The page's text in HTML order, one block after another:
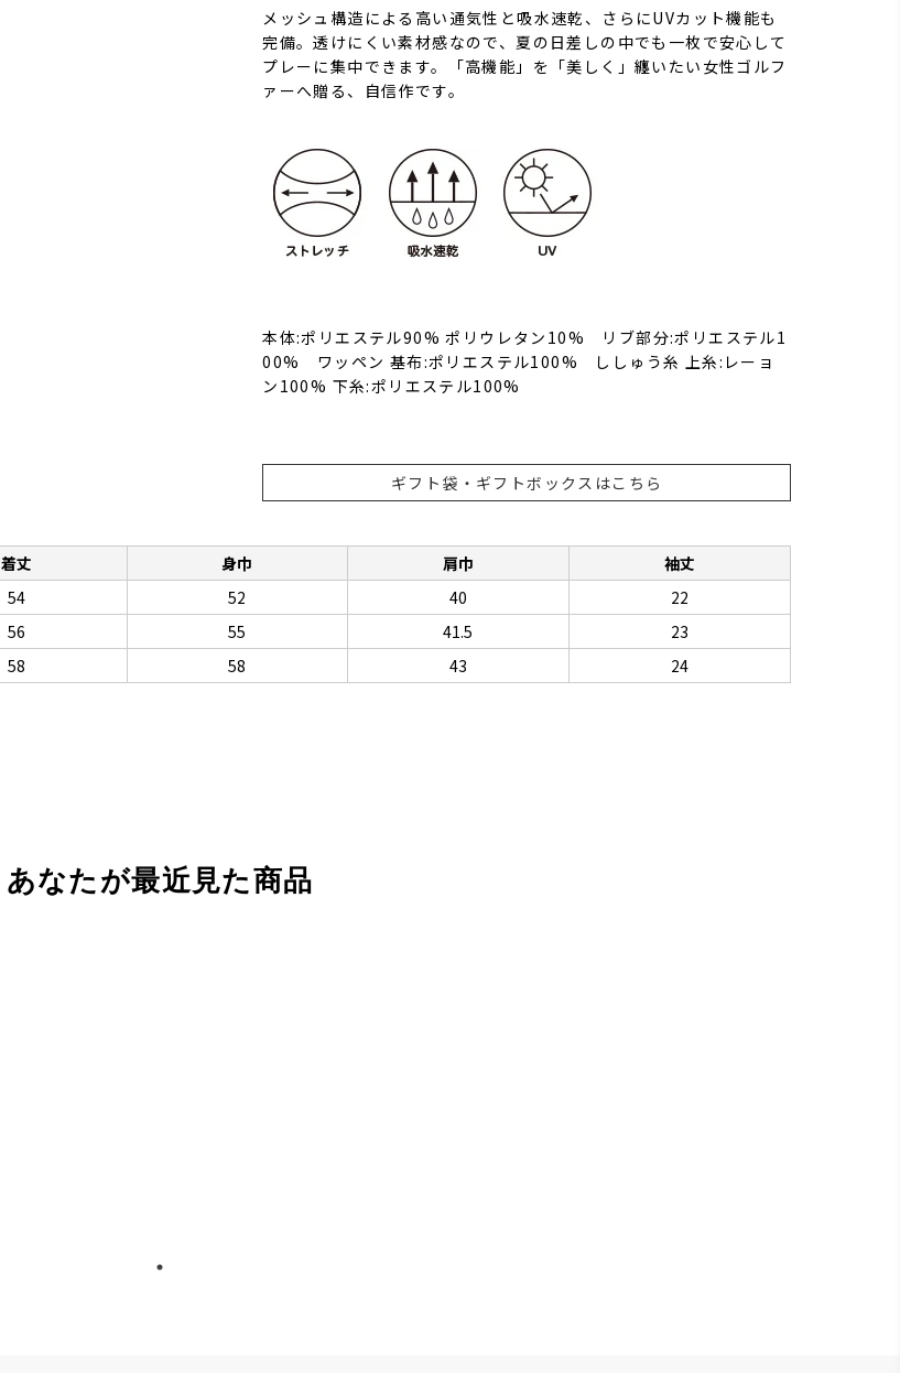
メッシュ構造による高い通気性と吸水速乾、さらにUVカット機能も
完備。透けにくい素材感なので、夏の日差しの中でも一枚で安心して
プレーに集中できます。「高機能」を「美しく」纏いたい女性ゴルフ
ァーへ贈る、自信作です。
本体:ポリエステル90% ポリウレタン10% リブ部分:ポリエステル1
00% ワッペン 基布:ポリエステル100% ししゅう糸 上糸:レーョ
ン100% 下糸:ポリエステル100%
ギフト袋・ギフトボックスはこちら
着丈 身巾 肩巾
袖丈
54 52 40
22
56 55 41.5
23
58 58 43 24
あなたが最近見た商品